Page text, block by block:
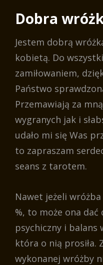
Dobra
Jestem dobrą
kobietą. Do
zamiłowaniem,
Państwo
Przemawiają za
wygranych jak i
udało mi się Was
to zapraszam
seans z tarotem.
Nawet jeżeli
%, to może ona
psychiczny i balans
która o nią prosiła.
wykonanej wróżby